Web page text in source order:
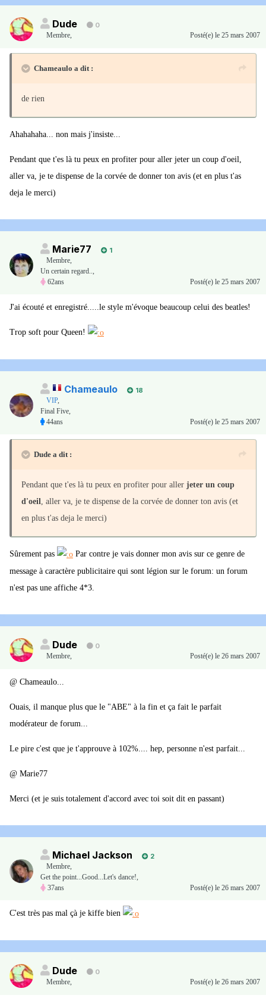
Dude
0
Membre, Posté(e) le 25 mars 2007
Chameaulo a dit :
de rien
Ahahahaha... non mais j'insiste...
Pendant que t'es là tu peux en profiter pour aller jeter un coup d'oeil,
aller va, je te dispense de la corvée de donner ton avis (et en plus t'as
deja le merci)
Marie77
1
Membre,
Un certain regard..,
62ans
Posté(e) le 25 mars 2007
J'ai écouté et enregistré.....le style m'évoque beaucoup celui des beatles!
Trop soft pour Queen!
Chameaulo
18
VIP,
Final Five,
44ans
Posté(e) le 25 mars 2007
Dude a dit :
Pendant que t'es là tu peux en profiter pour aller jeter un coup
d'oeil, aller va, je te dispense de la corvée de donner ton avis (et
en plus t'as deja le merci)
Sûrement pas
Par contre je vais donner mon avis sur ce genre de
message à caractère publicitaire qui sont légion sur le forum: un forum
n'est pas une affiche 4*3.
Dude
0
Membre, Posté(e) le 26 mars 2007
@ Chameaulo...
Ouais, il manque plus que le "ABE" à la fin et ça fait le parfait
modérateur de forum...
Le pire c'est que je t'approuve à 102%.... hep, personne n'est parfait...
@ Marie77
Merci (et je suis totalement d'accord avec toi soit dit en passant)
Michael Jackson
2
Membre,
Get the point...Good...Let's dance!,
37ans
Posté(e) le 26 mars 2007
C'est très pas mal çà je kiffe bien
Dude
0
Membre, Posté(e) le 26 mars 2007